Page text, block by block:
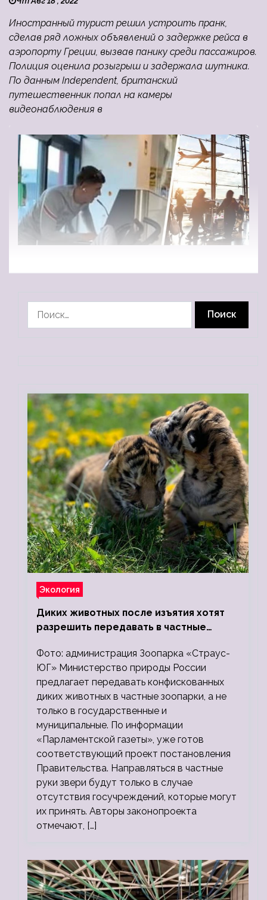
Иностранный турист решил устроить пранк,
сделав ряд ложных объявлений о задержке рейса в
аэропорту Греции, вызвав панику среди пассажиров.
Полиция оценила розыгрыш и задержала шутника.
По данным Independent, британский
путешественник попал на камеры
видеонаблюдения в
Экология
Диких животных после изъятия хотят
разрешить передавать в частные
Фото: администрация Зоопарка «Страус-
ЮГ» Министерство природы России
предлагает передавать конфискованных
диких животных в частные зоопарки, а не
только в государственные и
муниципальные. По информации
«Парламентской газеты», уже готов
соответствующий проект постановления
Правительства. Направляться в частные
руки звери будут только в случае
отсутствия госучреждений, которые могут
их принять. Авторы законопроекта
отмечают, […]